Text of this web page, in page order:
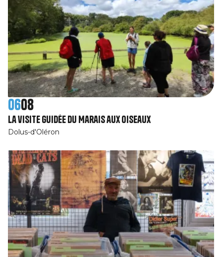
0608
La visite guidée du Marais aux Oiseaux
Dolus-d'Oléron